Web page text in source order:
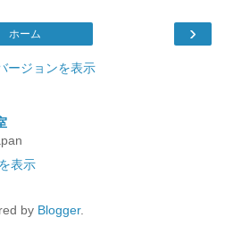
›
ホーム
ージョンを表示
表示
by Blogger.